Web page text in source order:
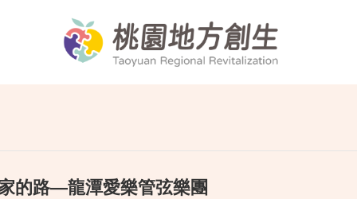
的路—龍潭愛樂管弦樂團